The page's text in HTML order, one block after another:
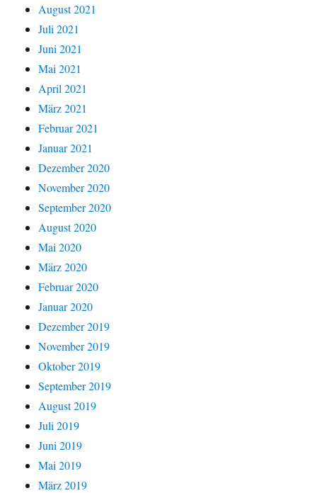
August 2021
Juli 2021
Juni 2021
Mai 2021
April 2021
März 2021
Februar 2021
Januar 2021
Dezember 2020
November 2020
September 2020
August 2020
Mai 2020
März 2020
Februar 2020
Januar 2020
Dezember 2019
November 2019
Oktober 2019
September 2019
August 2019
Juli 2019
Juni 2019
Mai 2019
März 2019